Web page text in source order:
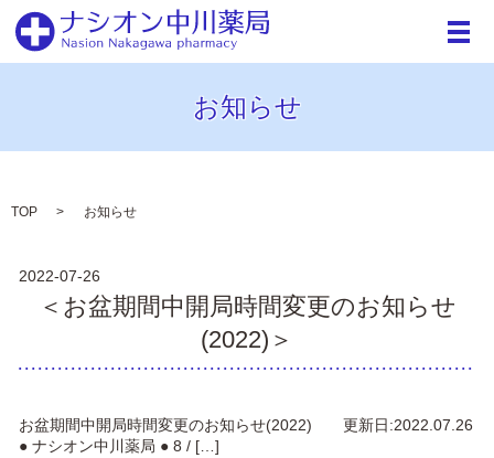
メ
お知らせ
TOP お知らせ
2022-07-26
＜お盆期間中開局時間変更のお知らせ
(2022)＞
お盆期間中開局時間変更のお知らせ(2022) 更新日:2022.07.26
● ナシオン中川薬局 ● 8 / […]